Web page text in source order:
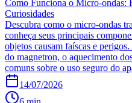
Como Funciona o Micro-ondas:
Curiosidades
Descubra como o micro-ondas
conheça seus principais
objetos causam faíscas e
do magnetron, o aquecimento
comuns sobre o uso seguro do
14/07/2026